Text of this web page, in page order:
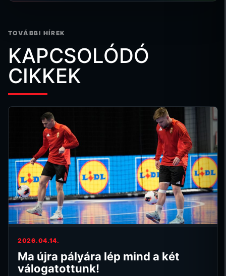
TOVÁBBI HÍREK
KAPCSOLÓDÓ
CIKKEK
2026.04.14.
Ma újra pályára lép mind a két
válogatottunk!